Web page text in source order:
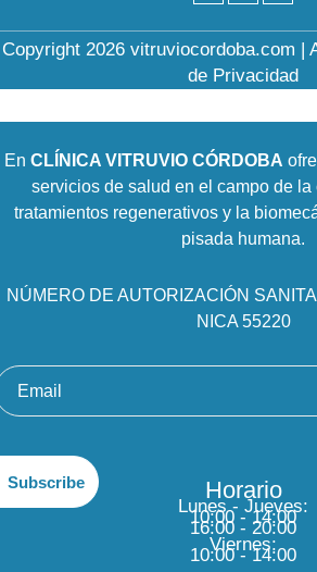
Copyright 2026 vitruviocordoba.com
de Privacidad
En CLÍNICA VITRUVIO CÓRDOBA
servicios de salud en el campo de
tratamientos regenerativos y la
pisada humana.
NÚMERO DE AUTORIZACIÓN
NICA 55220
Horario
Lunes - Jueves:
10:00 - 14:00
16:00 - 20:00
Viernes:
10:00 - 14:00